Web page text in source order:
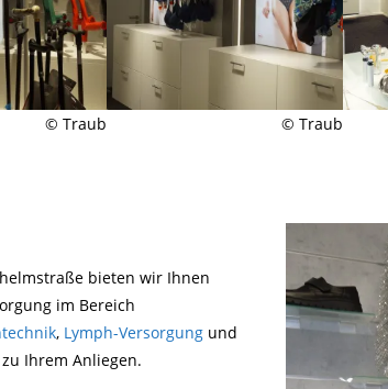
© Traub © Traub
bieten wir Ihnen
im Bereich
, Lymph-Versorgung und
Ihrem Anliegen.